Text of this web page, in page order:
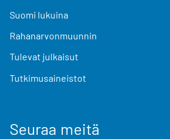
Suomi lukuina
Rahanarvonmuunnin
Tulevat julkaisut
Tutkimusaineistot
Seuraa meitä